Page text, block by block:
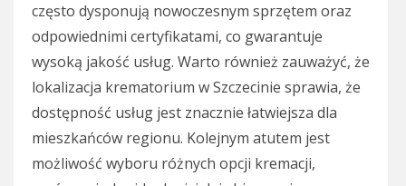
często dysponują nowoczesnym sprzętem oraz
odpowiednimi certyfikatami, co gwarantuje
wysoką jakość usług. Warto również zauważyć, że
lokalizacja krematorium w Szczecinie sprawia, że
dostępność usług jest znacznie łatwiejsza dla
mieszkańców regionu. Kolejnym atutem jest
możliwość wyboru różnych opcji kremacji,